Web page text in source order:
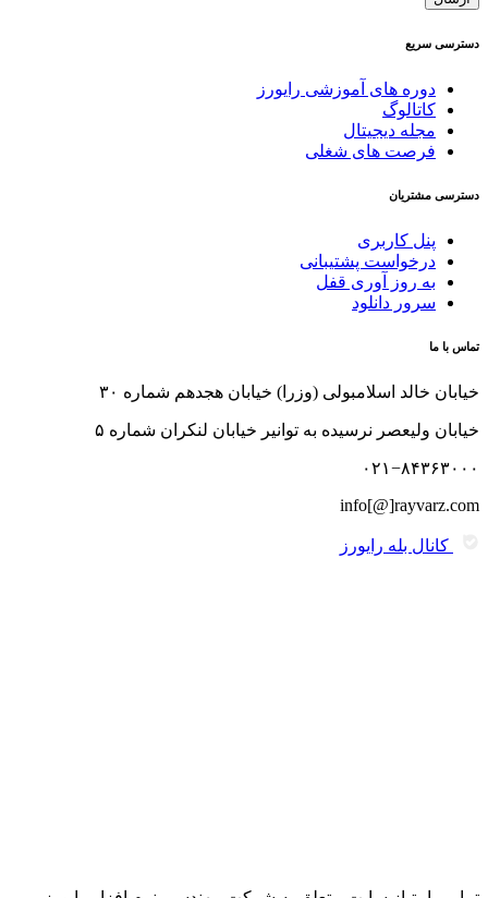
دسترسی سریع
دوره های آموزشی رایورز
کاتالوگ
مجله دیجیتال
فرصت های شغلی
دسترسی مشتریان
پنل کاربری
درخواست پشتیبانی
به روز آوری قفل
سرور دانلود
تماس با ما
خیابان خالد اسلامبولی (وزرا) خیابان هجدهم شماره ۳۰
خیابان ولیعصر نرسیده به توانیر خیابان لنکران شماره ۵
۰۲۱−۸۴۳۶۳۰۰۰
info[@]rayvarz.com
کانال بله رایورز